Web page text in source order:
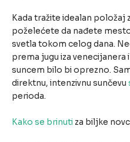
Kada tražite idealan položaj
poželećete da nađete
svetla tokom celog dana.
prema jugu iza
suncem bilo bi oprezno.
direktnu, intenzivnu sunčevu
perioda.
Kako se brinuti za biljke